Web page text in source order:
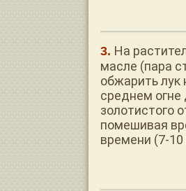
На
масле (пара
обжарить лук
среднем огне
золотистого
помешивая
времени (7-10